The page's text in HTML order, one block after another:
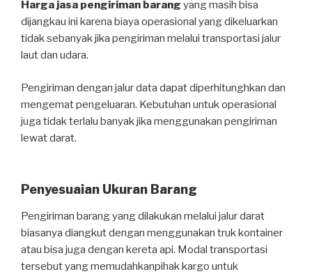
Harga jasa pengiriman barang yang masih bisa
dijangkau ini karena biaya operasional yang dikeluarkan
tidak sebanyak jika pengiriman melalui transportasi jalur
laut dan udara.
Pengiriman dengan jalur data dapat diperhitunghkan dan
mengemat pengeluaran. Kebutuhan untuk operasional
juga tidak terlalu banyak jika menggunakan pengiriman
lewat darat.
Penyesuaian Ukuran Barang
Pengiriman barang yang dilakukan melalui jalur darat
biasanya diangkut dengan menggunakan truk kontainer
atau bisa juga dengan kereta api. Modal transportasi
tersebut yang memudahkanpihak kargo untuk